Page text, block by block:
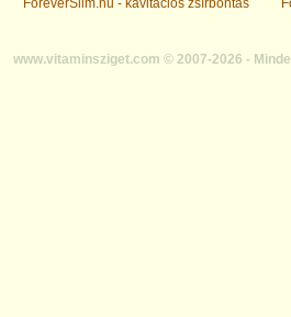
ForeverSlim.hu - kavitációs zsírbontás
www.vitaminsziget.com © 2007-2026 -